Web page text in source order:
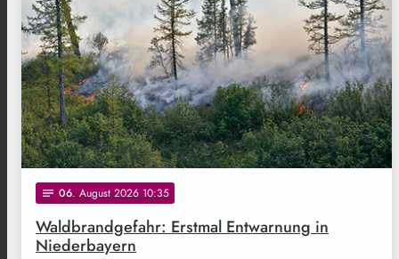
notes 06. August 2026 10:35
Waldbrandgefahr: Erstmal Entwarnung in
Niederbayern